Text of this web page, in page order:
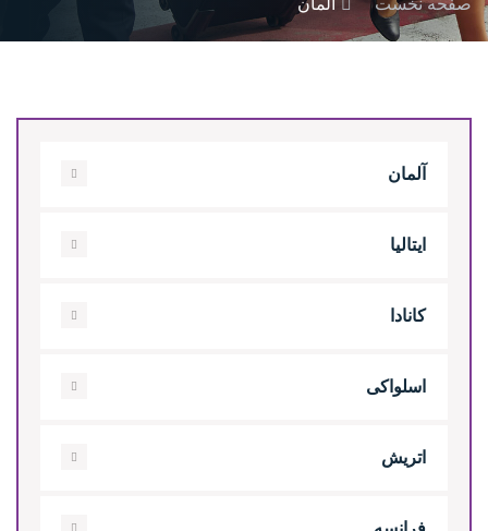
صفحه نخست آلمان
آلمان
ایتالیا
کانادا
اسلواکی
اتریش